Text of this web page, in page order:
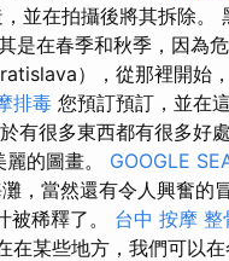
並在拍攝後將其拆除。
是在春季和秋季，因為
），從那裡開始
排毒 您預訂預訂，並在
有很多東西都有很多好
的圖畫。 GOOGLE
，當然還有令人興奮的
被稀釋了。 台中 按摩 整
在某些地方，我們可以